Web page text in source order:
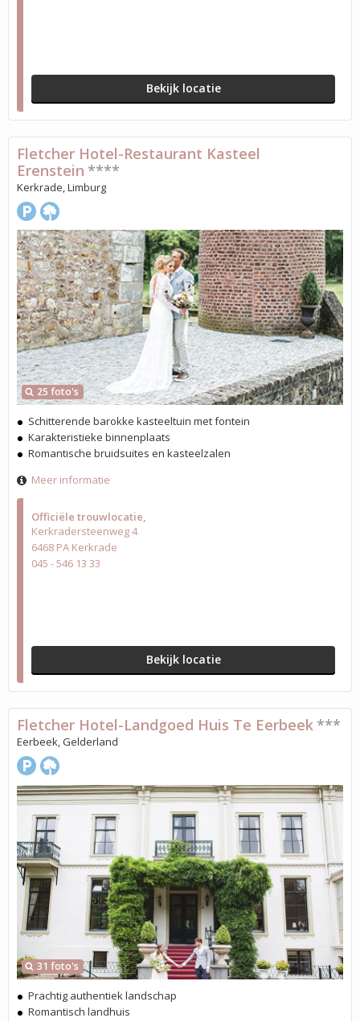
Bekijk locatie
Officiële trouwlocatie
Kerkradersteenweg 4
6468 PA Kerkrade
045 - 546 13 33
Bekijk locatie
25 foto's
Fletcher Hotel-Restaurant Kasteel
Erenstein ****
Kerkrade, Limburg
Schitterende barokke kasteeltuin met fontein
Karakteristieke binnenplaats
Romantische bruidsuites en kasteelzalen
Meer informatie
31 foto's
Fletcher Hotel-Landgoed Huis Te Eerbeek ***
Eerbeek, Gelderland
Prachtig authentiek landschap
Romantisch landhuis